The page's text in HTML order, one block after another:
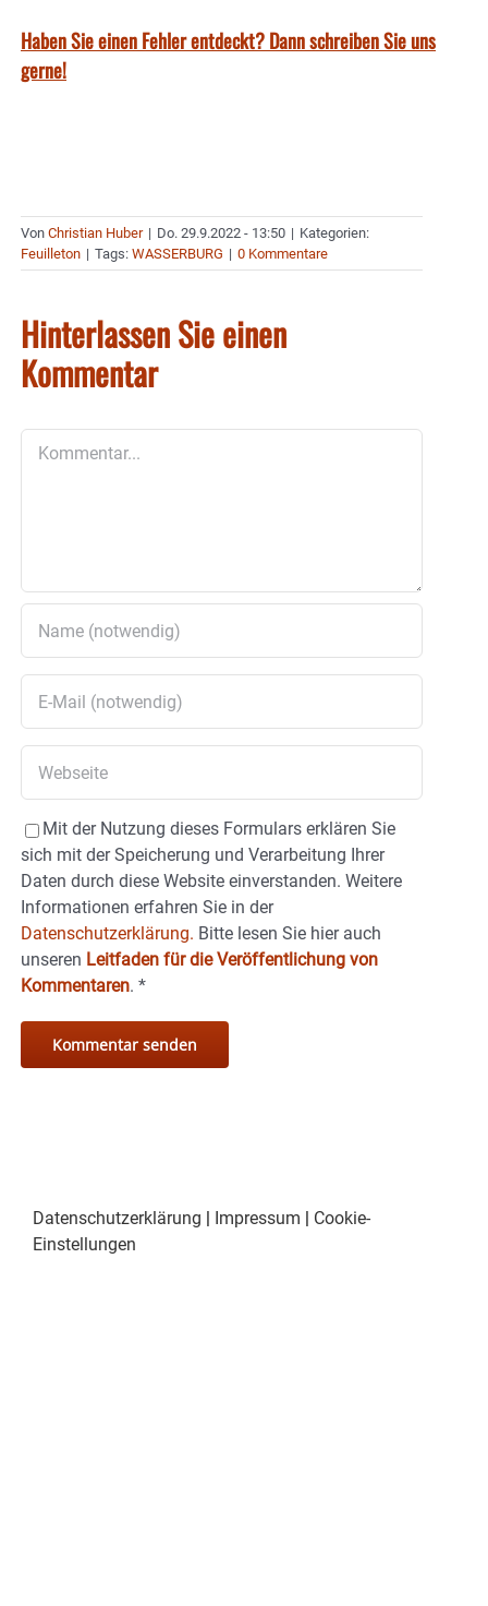
Haben Sie einen Fehler entdeckt? Dann schreiben Sie uns
gerne!
Von Christian Huber | Do. 29.9.2022 - 13:50 | Kategorien:
Feuilleton | Tags: WASSERBURG | 0 Kommentare
Hinterlassen Sie einen
Kommentar
Mit der Nutzung dieses Formulars erklären Sie
sich mit der Speicherung und Verarbeitung Ihrer
Daten durch diese Website einverstanden. Weitere
Informationen erfahren Sie in der
Datenschutzerklärung. Bitte lesen Sie hier auch
unseren Leitfaden für die Veröffentlichung von
Kommentaren. *
Datenschutzerklärung Impressum
Cookie-
Einstellungen